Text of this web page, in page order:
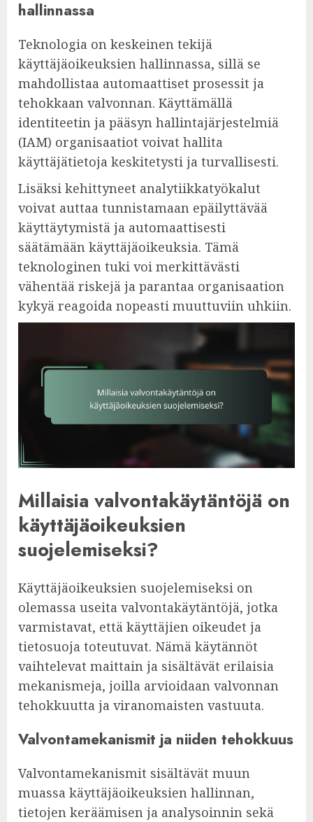
hallinnassa
Teknologia on keskeinen tekijä
käyttäjäoikeuksien hallinnassa, sillä se
mahdollistaa automaattiset prosessit ja
tehokkaan valvonnan. Käyttämällä
identiteetin ja pääsyn hallintajärjestelmiä
(IAM) organisaatiot voivat hallita
käyttäjätietoja keskitetysti ja turvallisesti.
Lisäksi kehittyneet analytiikkatyökalut
voivat auttaa tunnistamaan epäilyttävää
käyttäytymistä ja automaattisesti
säätämään käyttäjäoikeuksia. Tämä
teknologinen tuki voi merkittävästi
vähentää riskejä ja parantaa organisaation
kykyä reagoida nopeasti muuttuviin uhkiin.
Millaisia valvontakäytäntöjä on
käyttäjäoikeuksien
suojelemiseksi?
Käyttäjäoikeuksien suojelemiseksi on
olemassa useita valvontakäytäntöjä, jotka
varmistavat, että käyttäjien oikeudet ja
tietosuoja toteutuvat. Nämä käytännöt
vaihtelevat maittain ja sisältävät erilaisia
mekanismeja, joilla arvioidaan valvonnan
tehokkuutta ja viranomaisten vastuuta.
Valvontamekanismit ja niiden tehokkuus
Valvontamekanismit sisältävät muun
muassa käyttäjäoikeuksien hallinnan,
tietojen keräämisen ja analysoinnin sekä